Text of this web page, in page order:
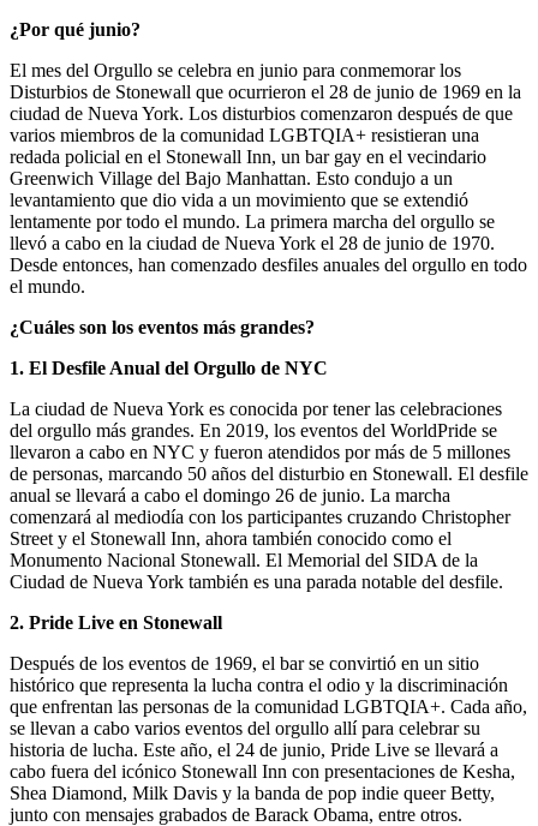
¿Por qué junio?
El mes del Orgullo se celebra en junio para conmemorar los
Disturbios de Stonewall que ocurrieron el 28 de junio de 1969 en la
ciudad de Nueva York. Los disturbios comenzaron después de que
varios miembros de la comunidad LGBTQIA+ resistieran una
redada policial en el Stonewall Inn, un bar gay en el vecindario
Greenwich Village del Bajo Manhattan. Esto condujo a un
levantamiento que dio vida a un movimiento que se extendió
lentamente por todo el mundo. La primera marcha del orgullo se
llevó a cabo en la ciudad de Nueva York el 28 de junio de 1970.
Desde entonces, han comenzado desfiles anuales del orgullo en todo
el mundo.
¿Cuáles son los eventos más grandes?
1. El Desfile Anual del Orgullo de NYC
La ciudad de Nueva York es conocida por tener las celebraciones
del orgullo más grandes. En 2019, los eventos del WorldPride se
llevaron a cabo en NYC y fueron atendidos por más de 5 millones
de personas, marcando 50 años del disturbio en Stonewall. El desfile
anual se llevará a cabo el domingo 26 de junio. La marcha
comenzará al mediodía con los participantes cruzando Christopher
Street y el Stonewall Inn, ahora también conocido como el
Monumento Nacional Stonewall. El Memorial del SIDA de la
Ciudad de Nueva York también es una parada notable del desfile.
2. Pride Live en Stonewall
Después de los eventos de 1969, el bar se convirtió en un sitio
histórico que representa la lucha contra el odio y la discriminación
que enfrentan las personas de la comunidad LGBTQIA+. Cada año,
se llevan a cabo varios eventos del orgullo allí para celebrar su
historia de lucha. Este año, el 24 de junio, Pride Live se llevará a
cabo fuera del icónico Stonewall Inn con presentaciones de Kesha,
Shea Diamond, Milk Davis y la banda de pop indie queer Betty,
junto con mensajes grabados de Barack Obama, entre otros.